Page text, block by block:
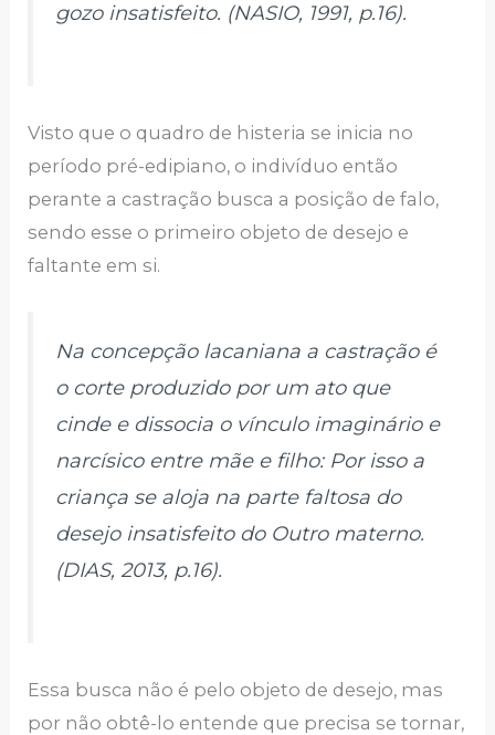
gozo insatisfeito. (NASIO, 1991, p.16).
Visto que o quadro de histeria se inicia no
período pré-edipiano, o indivíduo então
perante a castração busca a posição de falo,
sendo esse o primeiro objeto de desejo e
faltante em si.
Na concepção lacaniana a castração é
o corte produzido por um ato que
cinde e dissocia o vínculo imaginário e
narcísico entre mãe e filho: Por isso a
criança se aloja na parte faltosa do
desejo insatisfeito do Outro materno.
(DIAS, 2013, p.16).
Essa busca não é pelo objeto de desejo, mas
por não obtê-lo entende que precisa se tornar,